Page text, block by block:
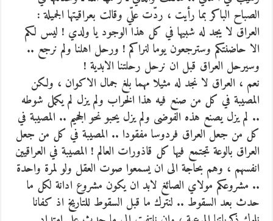
الصباح الباكر بما رأيت ، ردّت علّي وقالت بعراقيتها الجميلة :
العراق لا يجد له شبيها في كل هذا الوجود يا ولدي ! ليس لكم
الا حاضنتكم وسترجعون يوما لنراكم ! ورحل اهلنا ولم نرجع ..
وسيرحل العراق قبل ان نرحل رحلتنا الابدية !
نعم ، العراق لا نجد له مثيلا مهما بلغ جمال الاكوان ، ولكن
المصيبة في كل من صنع فيه هذا الخراب ولم يزل لم يكمل شوطه
.. لم يزل يصنع هذه الفوضى ولم يزل يحبو نحو الجحيم .. المصيبة في
كل من جعل العراق فردوسا مفقودا .. المصيبة في كل من جعل
العراق بالوعة تجتمع فيها كل قاذورات العالم ! المصيبة في العراقيين
انفسهم ، وهم بحاجة الى ان يسمعوا صوت العقل ولو لمرة واحدة
.. مشروعكم مولاي الصائغ لابد ان يكون مشروع ادانة لكل ما
حدث بعد السقوط .. لنترك ما قبل السقوط للتاريخ اذ كفانا